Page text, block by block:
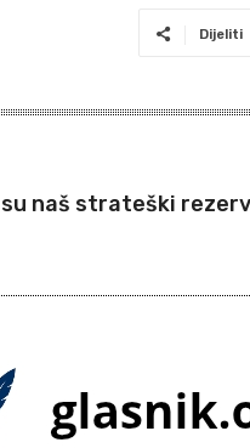
Dijeliti
naš strateški